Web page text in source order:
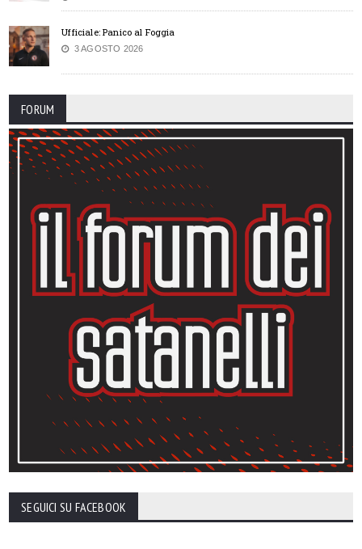
Ufficiale: Panico al Foggia
3 AGOSTO 2026
FORUM
SEGUICI SU FACEBOOK